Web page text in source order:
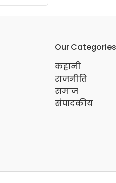
Our Categories
कहानी
राजनीति
समाज
संपादकीय